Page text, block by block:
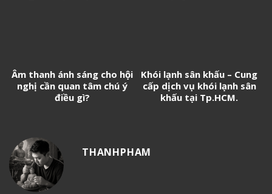
Âm thanh ánh sáng cho hội
nghị cần quan tâm chú ý
điều gì?
Khói lạnh sân khấu – Cung
cấp dịch vụ khói lạnh sân
khấu tại Tp.HCM.
THANHPHAM